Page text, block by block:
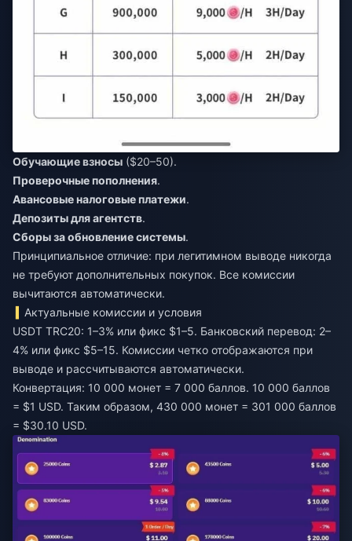
Обучающие взносы ($20–50).
Проверочные пополнения.
Авансовые налоговые платежи.
Депозиты для агентств.
Сборы за обновление системы.
Принципиальное отличие: при легитимном выводе никогда
не требуют дополнительных покупок. Все комиссии
вычитаются автоматически.
Актуальные комиссии и условия
USDT TRC20: 1–3% или фикс $1–5. Банковский перевод: 2–
4% или фикс $5–15. Комиссии четко отображаются при
выводе и рассчитываются автоматически.
Конвертация: 10 000 монет = 7 000 баллов. 10 000 баллов
= $1 USD. Таким образом, 430 000 монет = 301 000 баллов
= $30.10 USD.